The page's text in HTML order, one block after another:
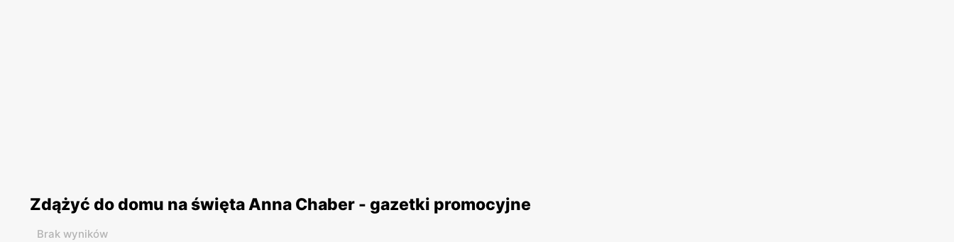
Zdążyć do domu na święta Anna Chaber - gazetki promocyjne
Brak wyników